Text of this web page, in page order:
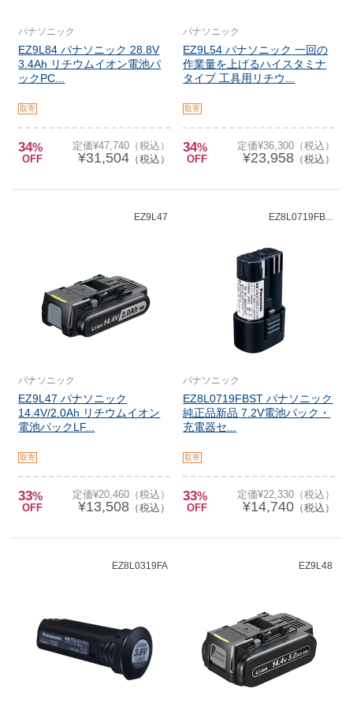
パナソニック
EZ9L84 パナソニック 28.8V
3.4Ah リチウムイオン電池パ
ックPC...
取寄
34%
OFF
定価¥47,740（税込）
¥31,504（税込）
パナソニック
EZ9L54 パナソニック 一回の
作業量を上げるハイスタミナ
タイプ 工具用リチウ...
取寄
34%
OFF
定価¥36,300（税込）
¥23,958（税込）
EZ9L47
パナソニック
EZ9L47 パナソニック
14.4V/2.0Ah リチウムイオン
電池パックLF...
取寄
33%
OFF
定価¥20,460（税込）
¥13,508（税込）
EZ8L0719FB...
パナソニック
EZ8L0719FBST パナソニック
純正品新品 7.2V電池パック・
充電器セ...
取寄
33%
OFF
定価¥22,330（税込）
¥14,740（税込）
EZ8L0319FA EZ9L48